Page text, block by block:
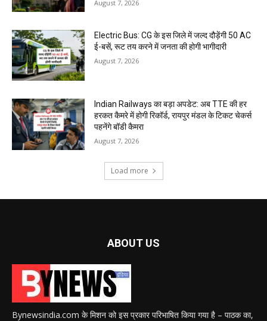
August 7, 2026
Electric Bus: CG के इस जिले में जल्द दौड़ेंगी 50 AC
ई-बसें, रूट तय करने में जनता की होगी भागीदारी
August 7, 2026
Indian Railways का बड़ा अपडेट: अब TTE की हर
हरकत कैमरे में होगी रिकॉर्ड, रायपुर मंडल के टिकट चेकर्स
पहनेंगे बॉडी कैमरा
August 7, 2026
Load more
ABOUT US
Bynewsindia.com के मिशन को इस प्रकार परिभाषित किया गया है – पाठक का,